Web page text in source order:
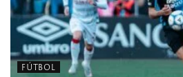
FÚTBOL